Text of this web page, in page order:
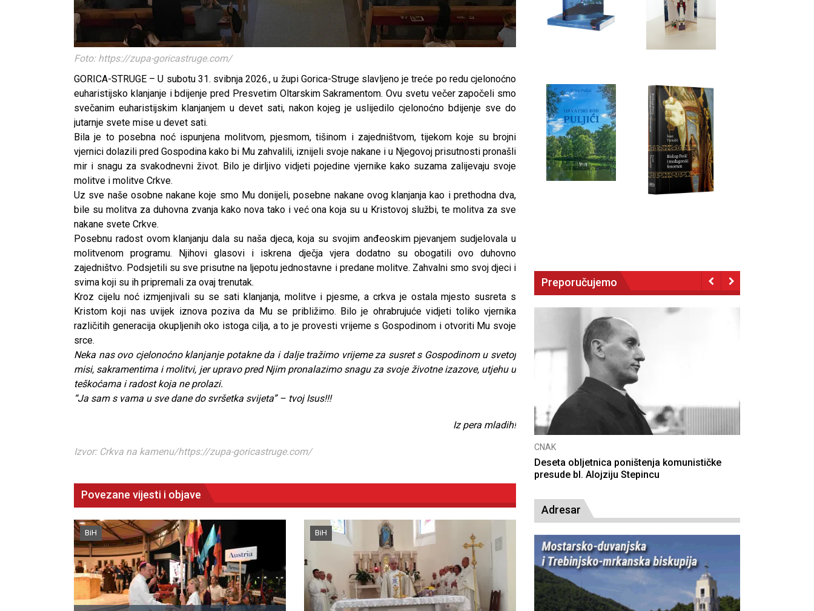
Foto: https://zupa-goricastruge.com/
GORICA-STRUGE – U subotu 31. svibnja 2026., u župi Gorica-Struge slavljeno je treće po redu cjelonoćno
euharistijsko klanjanje i bdijenje pred Presvetim Oltarskim Sakramentom. Ovu svetu večer započeli smo
svečanim euharistijskim klanjanjem u devet sati, nakon kojeg je uslijedilo cjelonoćno bdijenje sve do
jutarnje svete mise u devet sati.
Bila je to posebna noć ispunjena molitvom, pjesmom, tišinom i zajedništvom, tijekom koje su brojni
vjernici dolazili pred Gospodina kako bi Mu zahvalili, iznijeli svoje nakane i u Njegovoj prisutnosti pronašli
mir i snagu za svakodnevni život. Bilo je dirljivo vidjeti pojedine vjernike kako suzama zalijevaju svoje
molitve i molitve Crkve.
Uz sve naše osobne nakane koje smo Mu donijeli, posebne nakane ovog klanjanja kao i prethodna dva,
bile su molitva za duhovna zvanja kako nova tako i već ona koja su u Kristovoj službi, te molitva za sve
nakane svete Crkve.
Posebnu radost ovom klanjanju dala su naša djeca, koja su svojim anđeoskim pjevanjem sudjelovala u
molitvenom programu. Njihovi glasovi i iskrena dječja vjera dodatno su obogatili ovo duhovno
zajedništvo. Podsjetili su sve prisutne na ljepotu jednostavne i predane molitve. Zahvalni smo svoj djeci i
svima koji su ih pripremali za ovaj trenutak.
Kroz cijelu noć izmjenjivali su se sati klanjanja, molitve i pjesme, a crkva je ostala mjesto susreta s
Kristom koji nas uvijek iznova poziva da Mu se približimo. Bilo je ohrabrujuće vidjeti toliko vjernika
različitih generacija okupljenih oko istoga cilja, a to je provesti vrijeme s Gospodinom i otvoriti Mu svoje
srce.
Neka nas ovo cjelonoćno klanjanje potakne da i dalje tražimo vrijeme za susret s Gospodinom u svetoj
misi, sakramentima i molitvi, jer upravo pred Njim pronalazimo snagu za svoje životne izazove, utjehu u
teškoćama i radost koja ne prolazi.
“Ja sam s vama u sve dane do svršetka svijeta” – tvoj Isus!!!
Iz pera mladih!
Izvor: Crkva na kamenu/https://zupa-goricastruge.com/
Povezane vijesti i objave
BiH BiH
Preporučujemo
CNAK CNAK
Deseta obljetnica poništenja komunističke
presude bl. Alojziju Stepincu
Adresar